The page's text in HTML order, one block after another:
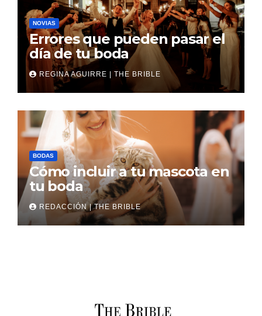
NOVIAS
Errores que pueden pasar el
día de tu boda
REGINA AGUIRRE | THE BRIBLE
BODAS
Cómo incluir a tu mascota en
tu boda
REDACCIÓN | THE BRIBLE